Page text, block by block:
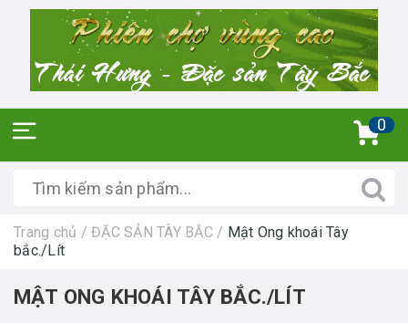
0
Trang chủ / ĐẶC SẢN TÂY BẮC / Mật Ong khoái Tây
bắc./Lít
MẬT ONG KHOÁI TÂY BẮC./LÍT